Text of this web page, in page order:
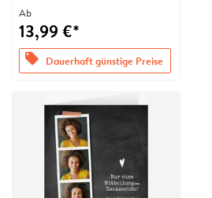
Ab
13,99 €*
offers Dauerhaft günstige Preise